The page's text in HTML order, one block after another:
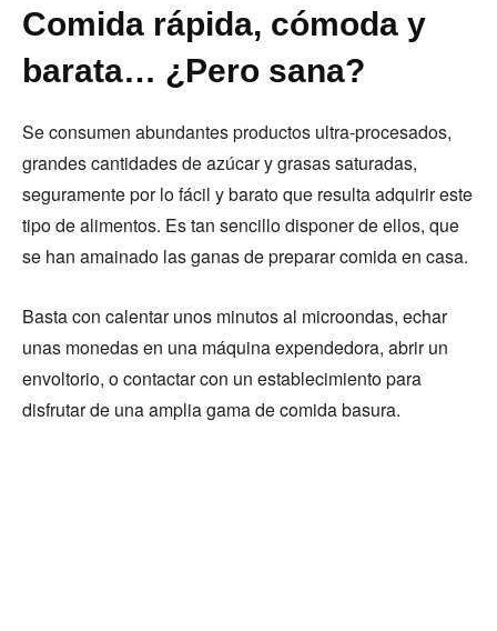
Comida rápida, cómoda y
barata… ¿Pero sana?
Se consumen abundantes productos ultra-procesados,
grandes cantidades de azúcar y grasas saturadas,
seguramente por lo fácil y barato que resulta adquirir este
tipo de alimentos. Es tan sencillo disponer de ellos, que
se han amainado las ganas de preparar comida en casa.
Basta con calentar unos minutos al microondas, echar
unas monedas en una máquina expendedora, abrir un
envoltorio, o contactar con un establecimiento para
disfrutar de una amplia gama de comida basura.